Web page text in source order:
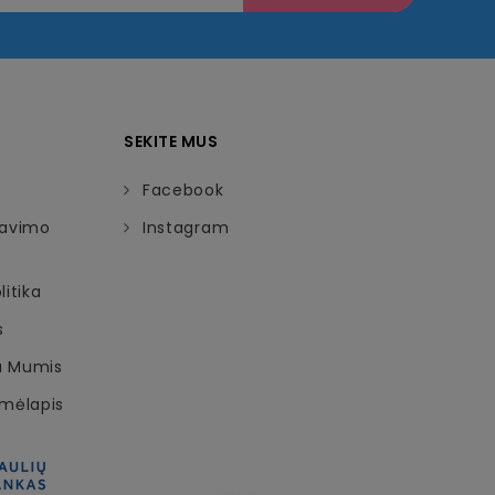
Mumis
SEKITE MUS
Facebook
Instagram